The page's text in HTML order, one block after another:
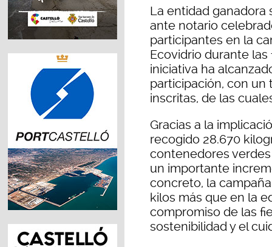
La entidad
ante notario
participantes en la
Ecovidrio durante
iniciativa ha
participación, con un
inscritas, de las
Gracias a la
recogido 28.670
contenedores
un importante
concreto, la
kilos más que en la
compromiso de las
sostenibilidad y el